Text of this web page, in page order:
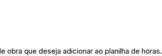
que deseja adicionar ao planilha de horas.